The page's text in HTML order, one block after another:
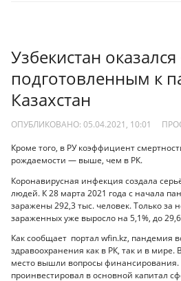
Узбекистан
подготовленным к
Казахстан
ОПУБЛИКОВАНО: 05.04.2021, 10:01
Кроме того, в РУ коэффициент
рождаемости — выше, чем в РК.
Коронавирусная инфекция создала
людей. К 28 марта 2021 года с начала
заражены 292,3 тыс. человек. Только за
зараженных уже выросло на 5,1%, до
Как сообщает портал wfin.kz, пандемия
здравоохранения как в РК, так и в мире.
место вышли вопросы финансирования.
проинвестировал в основной капитал